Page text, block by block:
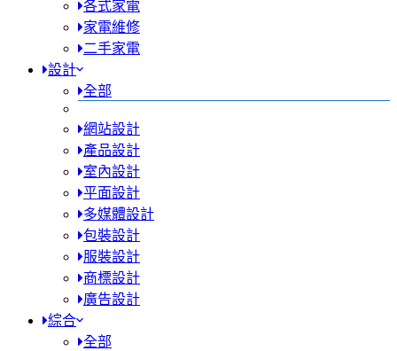
各式家電
家電維修
二手家電
設計
全部
網站設計
產品設計
室內設計
平面設計
多媒體設計
包裝設計
服裝設計
商標設計
廣告設計
綜合
全部